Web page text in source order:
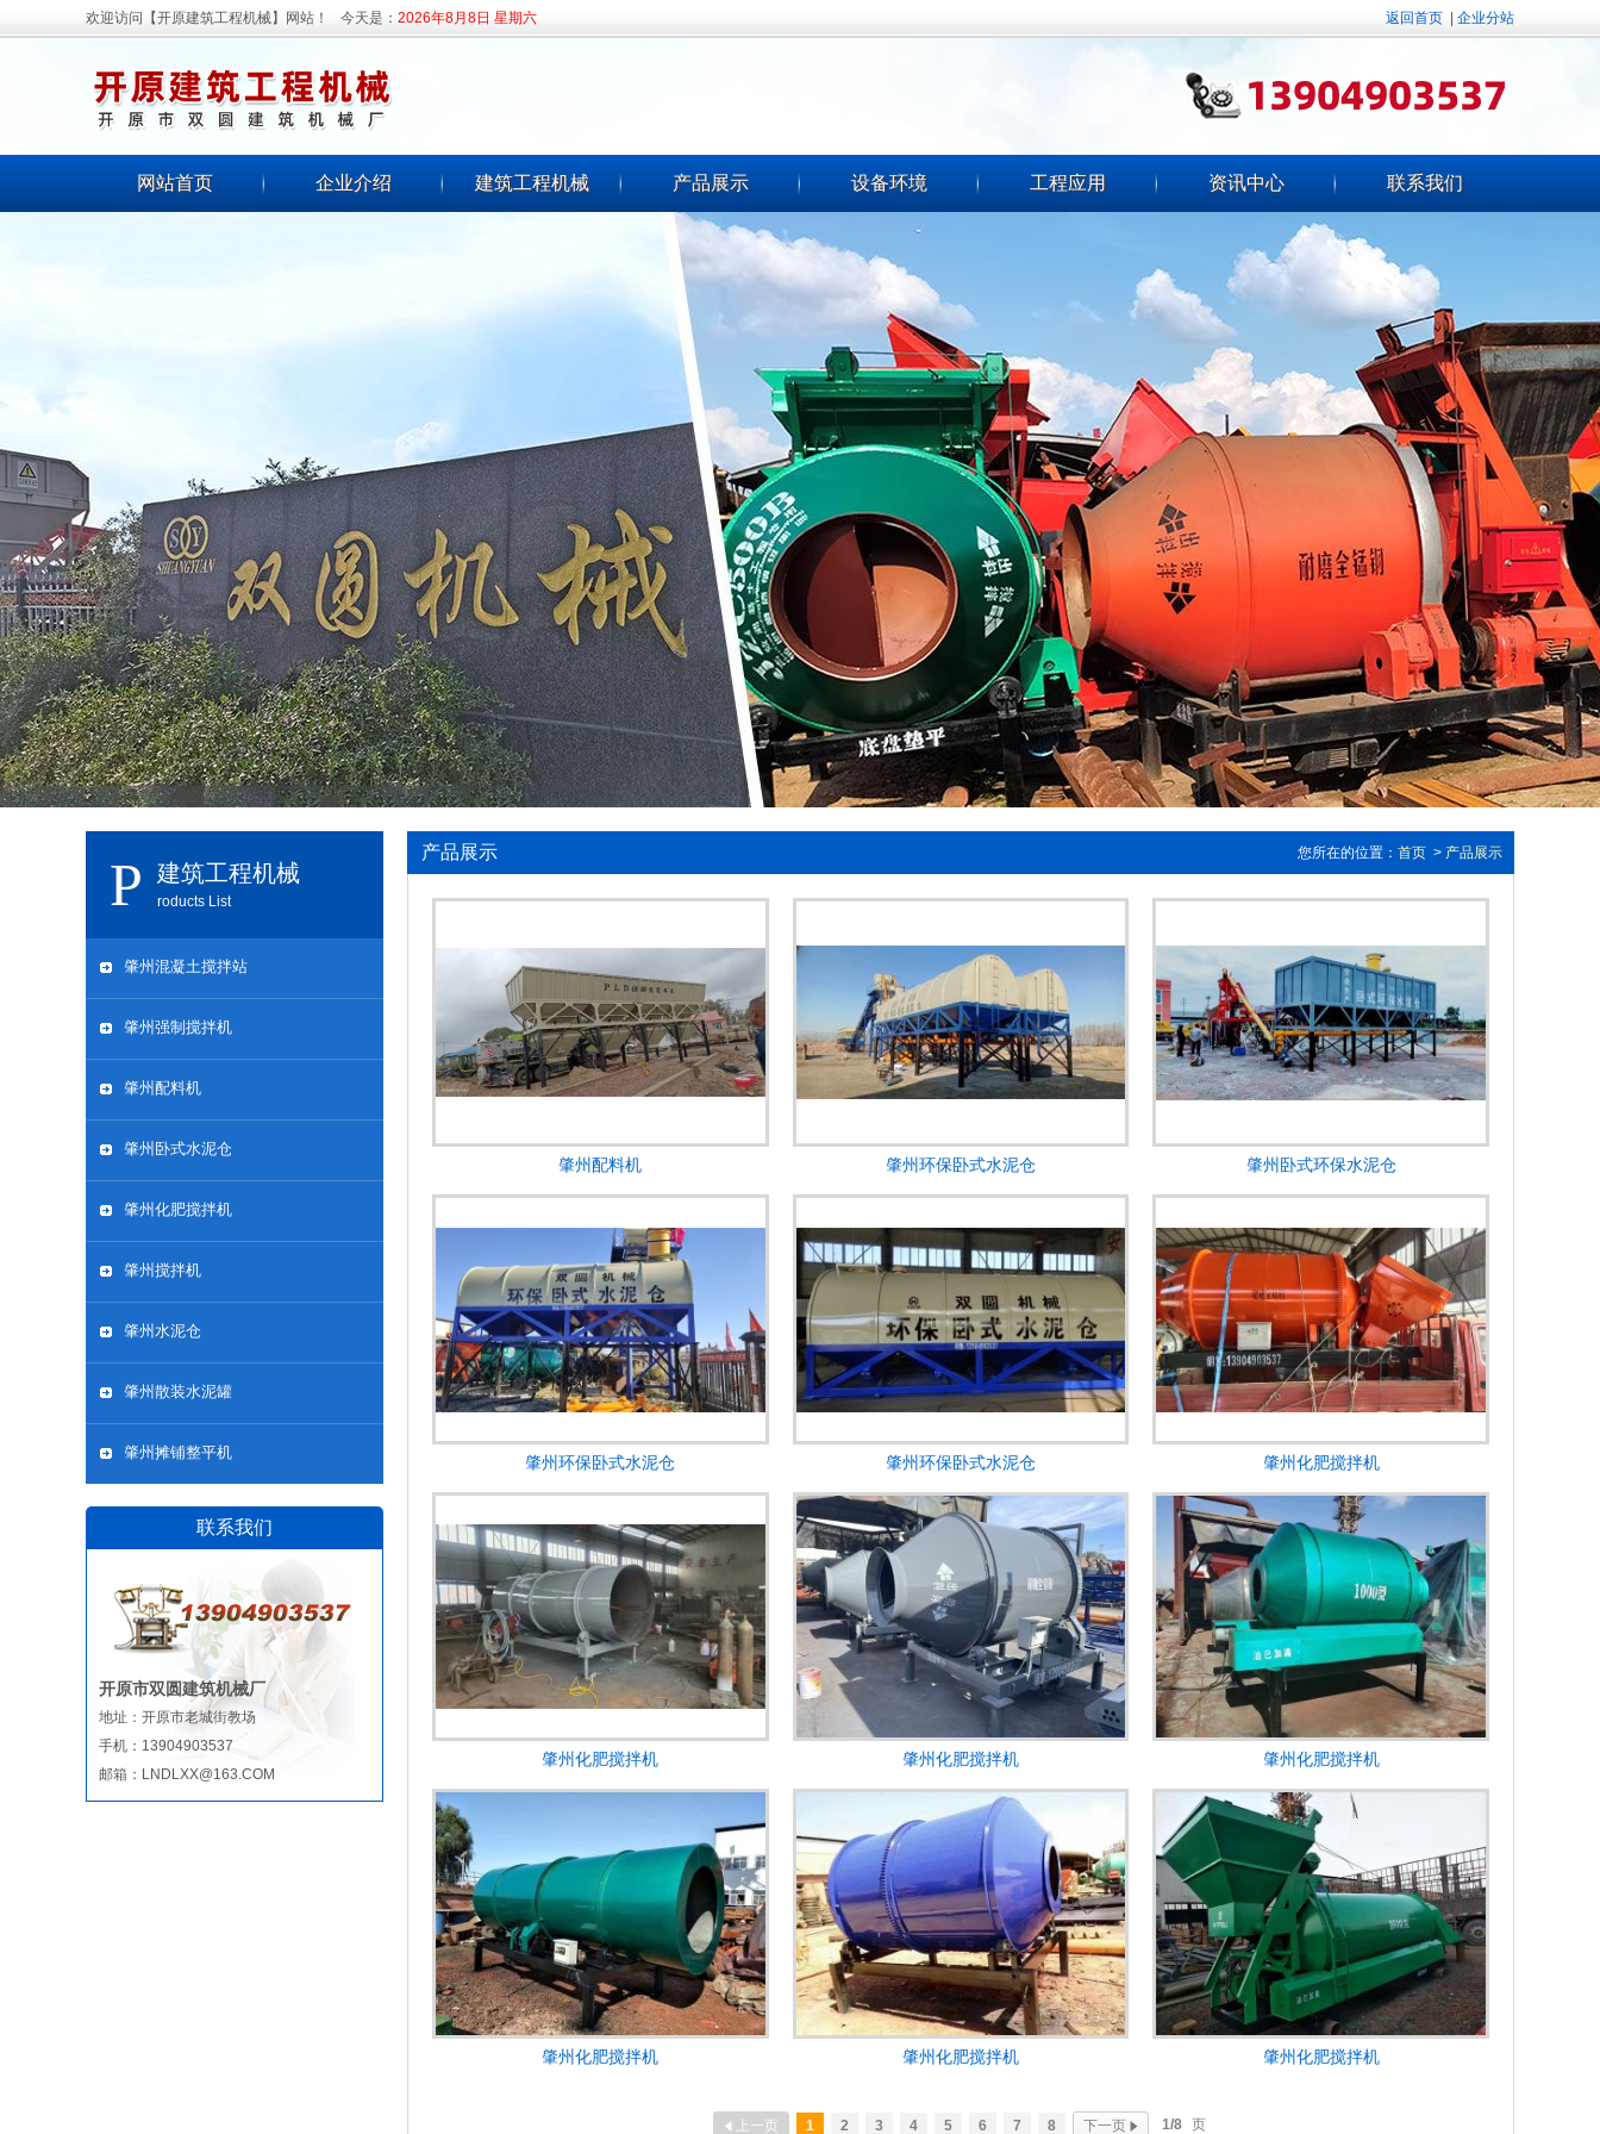
欢迎访问【开原建筑工程机械】网站！ 今天是： 2026年8月8日 星期六 返回首页 企业分站
网站首页 企业介绍 建筑工程机械 产品展示 设备环境 工程应用 资讯中心 联系我们
建筑工程机械
roducts List
肇州混凝土搅拌站
肇州强制搅拌机
肇州配料机
肇州卧式水泥仓
肇州化肥搅拌机
肇州搅拌机
肇州水泥仓
肇州散装水泥罐
肇州摊铺整平机
联系我们
开原市双圆建筑机械厂
地址：开原市老城街教场
手机：13904903537
邮箱：LNDLXX@163.COM
产品展示 您所在的位置： 首页 > 产品展示
肇州配料机 肇州环保卧式水泥仓 肇州卧式环保水泥仓
肇州环保卧式水泥仓 肇州环保卧式水泥仓 肇州化肥搅拌机
肇州化肥搅拌机 肇州化肥搅拌机 肇州化肥搅拌机
肇州化肥搅拌机 肇州化肥搅拌机 肇州化肥搅拌机
 上一页 1 2 3 4 5 6 7 8 下一页  1/8 页